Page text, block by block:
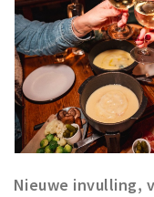
Nieuwe invulling,